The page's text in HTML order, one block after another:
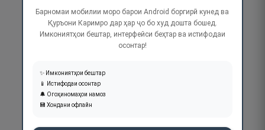
Барномаи мобилии моро барои Android боргирӣ кунед ва
Қуръони Каримро дар ҳар ҷо бо худ дошта бошед.
Имкониятҳои бештар, интерфейси беҳтар ва истифодаи
осонтар!
✨ Имкониятҳои бештар
📱 Истифодаи осонтар
🔔 Огоҳиномаҳои намоз
💾 Хондани офлайн